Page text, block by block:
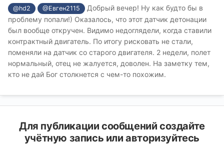
@hd2 @Евген2115
Добрый вечер! Ну как будто бы в
проблему попали!) Оказалось, что этот датчик детонации
был вообще откручен. Видимо недоглядели, когда ставили
контрактный двигатель. По итогу рисковать не стали,
поменяли на датчик со старого двигателя. 2 недели, полет
нормальный, отец не жалуется, доволен. На заметку тем,
кто не дай Бог столкнется с чем-то похожим.
Для публикации сообщений создайте
учётную запись или авторизуйтесь